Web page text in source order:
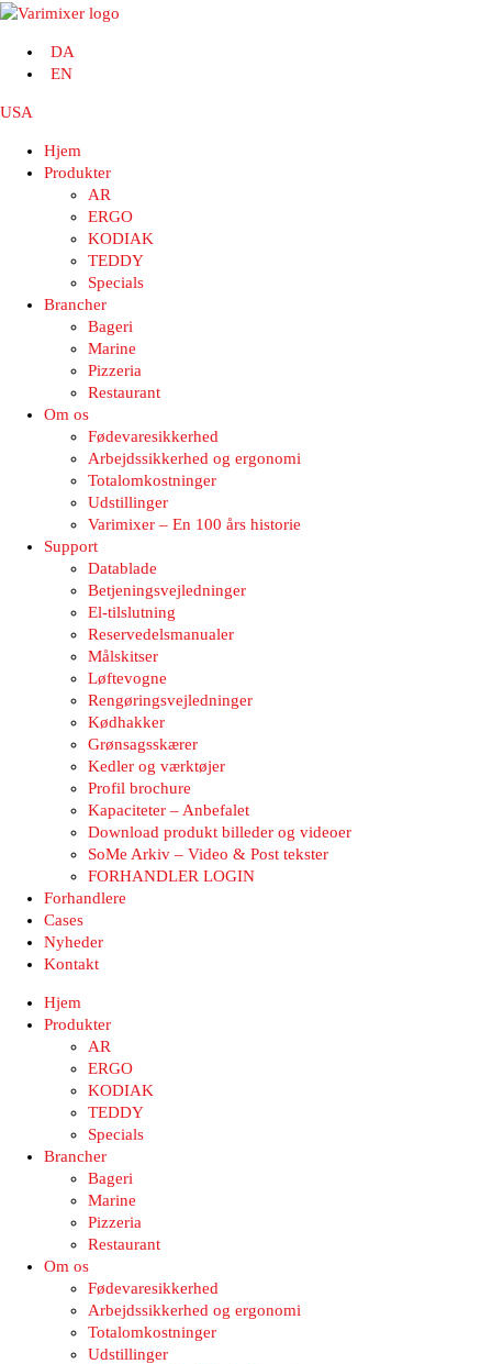
DA
EN
USA
Hjem
Produkter
AR
ERGO
KODIAK
TEDDY
Specials
Brancher
Bageri
Marine
Pizzeria
Restaurant
Om os
Fødevaresikkerhed
Arbejdssikkerhed og ergonomi
Totalomkostninger
Udstillinger
Varimixer – En 100 års historie
Support
Datablade
Betjeningsvejledninger
El-tilslutning
Reservedelsmanualer
Målskitser
Løftevogne
Rengøringsvejledninger
Kødhakker
Grønsagsskærer
Kedler og værktøjer
Profil brochure
Kapaciteter – Anbefalet
Download produkt billeder og videoer
SoMe Arkiv – Video & Post tekster
FORHANDLER LOGIN
Forhandlere
Cases
Nyheder
Kontakt
Hjem
Produkter
AR
ERGO
KODIAK
TEDDY
Specials
Brancher
Bageri
Marine
Pizzeria
Restaurant
Om os
Fødevaresikkerhed
Arbejdssikkerhed og ergonomi
Totalomkostninger
Udstillinger